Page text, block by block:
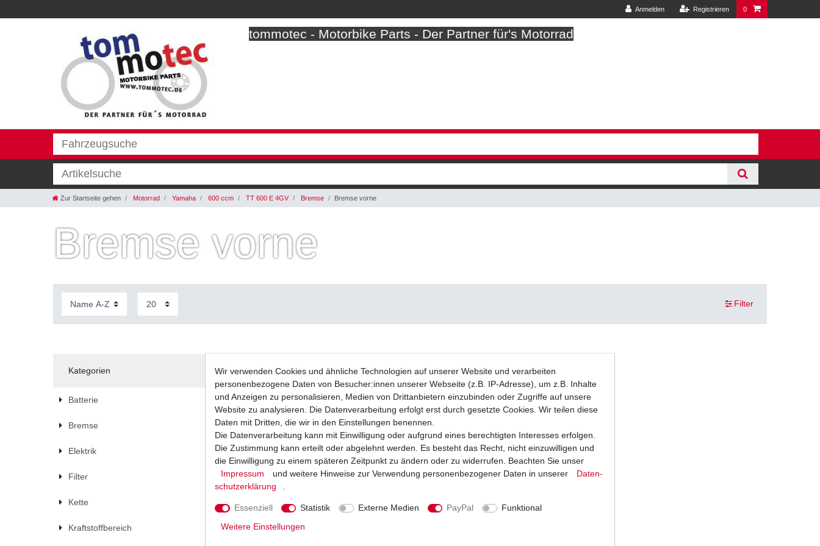
Anmelden Registrieren 0
tommotec - Motorbike Parts - Der Partner für's Motorrad
Zur Startseite gehen Motorrad Yamaha 600 ccm TT 600 E 4GV Bremse Bremse vorne
Bremse vorne
Filter
Kategorien
Batterie
Bremse
Elektrik
Filter
Kette
Kraftstoffbereich
Bremsbeläge EBC FA 181 HH FA181HH Sinter
Wir verwenden Cookies und ähnliche Technologien auf unserer Website und verarbeiten
personenbezogene Daten von Besucher:innen unserer Webseite (z.B. IP-Adresse), um z.B. Inhalte
und Anzeigen zu personalisieren, Medien von Drittanbietern einzubinden oder Zugriffe auf unsere
Website zu analysieren. Die Datenverarbeitung erfolgt erst durch gesetzte Cookies. Wir teilen diese
Daten mit Dritten, die wir in den Einstellungen benennen.
Die Datenverarbeitung kann mit Einwilligung oder aufgrund eines berechtigten Interesses erfolgen.
Die Zustimmung kann erteilt oder abgelehnt werden. Es besteht das Recht, nicht einzuwilligen und
die Einwilligung zu einem späteren Zeitpunkt zu ändern oder zu widerrufen. Beachten Sie unser
Impressum
und weitere Hinweise zur Verwendung personenbezogener Daten in unserer
Daten­
schutz­erklärung
Essenziell Statistik Externe Medien PayPal
Funktional
Weitere Einstellungen